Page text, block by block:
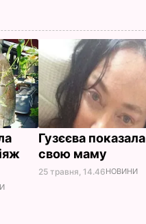
Гузєєва показала
свою маму
25 травня, 14.46НОВИНИ